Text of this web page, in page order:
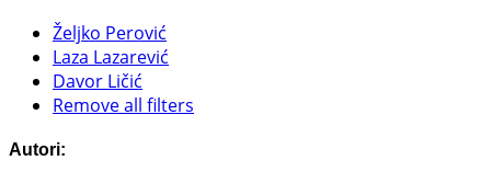
Željko Perović
Laza Lazarević
Davor Ličić
Remove all filters
Autori: